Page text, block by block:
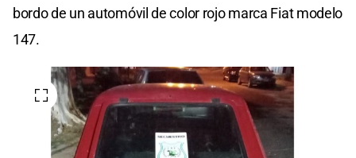
bordo de un automóvil de color rojo marca Fiat modelo
147.